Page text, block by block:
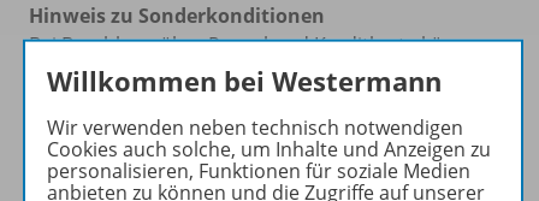
Hinweis zu Sonderkonditionen
Bei Bezahlung über Paypal und Kreditkarte können
keine Sonderkonditionen gewährt werden.
Um den für Sie gültigen Preis zu sehen,melden Sie
sich bitte an.
Willkommen bei Westermann
Wir verwenden neben technisch notwendigen
Cookies auch solche, um Inhalte und Anzeigen zu
personalisieren, Funktionen für soziale Medien
anbieten zu können und die Zugriffe auf unserer